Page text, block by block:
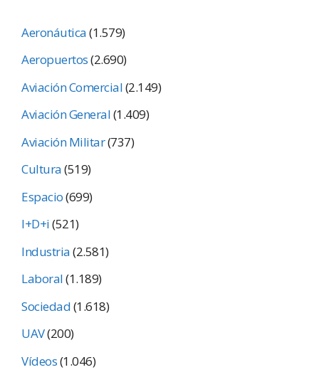
Aeronáutica(1.579)
Aeropuertos(2.690)
Aviación Comercial(2.149)
Aviación General(1.409)
Aviación Militar(737)
Cultura(519)
Espacio(699)
I+D+i(521)
Industria(2.581)
Laboral(1.189)
Sociedad(1.618)
UAV(200)
Vídeos(1.046)